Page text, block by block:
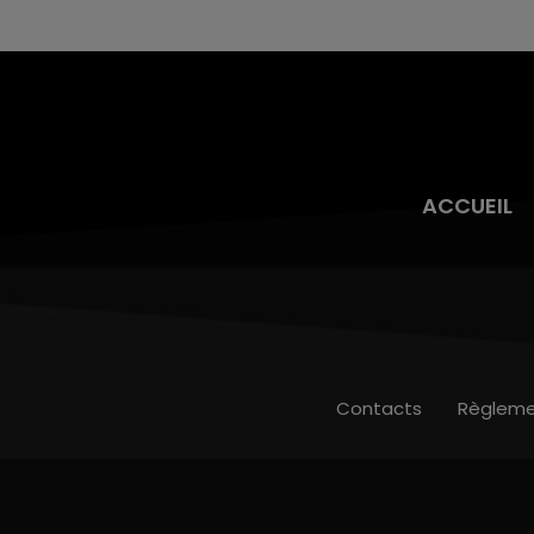
ACCUEIL
Contacts